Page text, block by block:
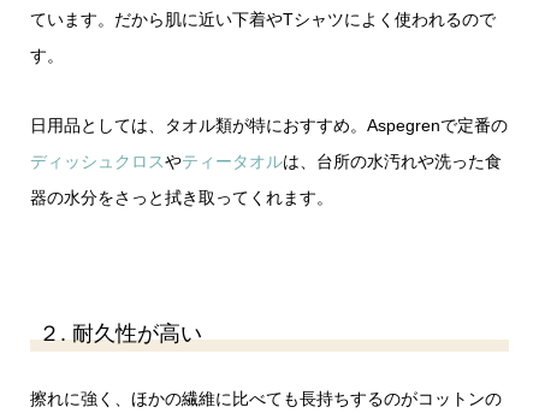
ています。だから肌に近い下着やTシャツによく使われるので
す。
日用品としては、タオル類が特におすすめ。Aspegrenで定番の
ディッシュクロスやティータオルは、台所の水汚れや洗った食
器の水分をさっと拭き取ってくれます。
２. 耐久性が高い
擦れに強く、ほかの繊維に比べても長持ちするのがコットンの